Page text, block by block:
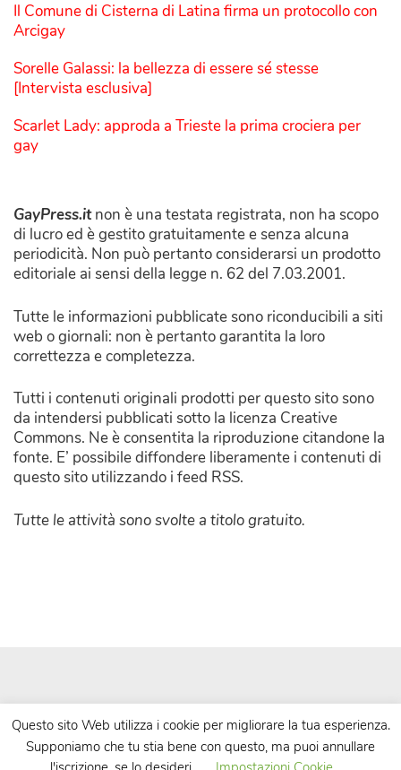
Il Comune di Cisterna di Latina firma un protocollo con
Arcigay
Sorelle Galassi: la bellezza di essere sé stesse
[Intervista esclusiva]
Scarlet Lady: approda a Trieste la prima crociera per
gay
GayPress.itnon è una testata registrata, non ha scopo
di lucro ed è gestito gratuitamente e senza alcuna
periodicità. Non può pertanto considerarsi un prodotto
editoriale ai sensi della legge n. 62 del 7.03.2001.
Tutte le informazioni pubblicate sono riconducibili a siti
web o giornali: non è pertanto garantita la loro
correttezza e completezza.
Tutti i contenuti originali prodotti per questo sito sono
da intendersi pubblicati sotto la licenza Creative
Commons. Ne è consentita la riproduzione citandone la
fonte. E’ possibile diffondere liberamente i contenuti di
questo sito utilizzando i feed RSS.
Tutte le attività sono svolte a titolo gratuito.
| Powered byWordPress| Theme byTheBootstrapThemes
Questo sito Web utilizza i cookie per migliorare la tua esperienza.
Supponiamo che tu stia bene con questo, ma puoi annullare